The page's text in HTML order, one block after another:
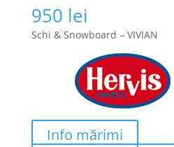
din 5 pe
baza a
evaluări
950 lei
Schi & Snowboard – VIVIAN
Info mărimi